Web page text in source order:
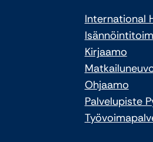
International
Kirjaamo
Ohjaamo
Palvelupiste